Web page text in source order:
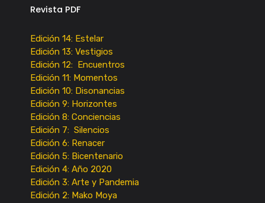
Revista PDF
Edición 14: Estelar
Edición 13: Vestigios
Edición 12: Encuentros
Edición 11: Momentos
Edición 10: Disonancias
Edición 9: Horizontes
Edición 8: Conciencias
Edición 7: Silencios
Edición 6: Renacer
Edición 5: Bicentenario
Edición 4: Año 2020
Edición 3: Arte y Pandemia
Edición 2: Mako Moya